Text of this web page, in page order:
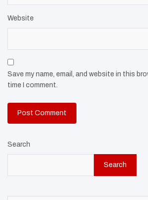
Website
Save my name, email, and website in this
time I comment.
Search
Search